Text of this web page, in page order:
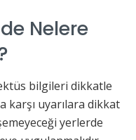
Nelere
bilgileri dikkatle
karşı uyarılara dikkat
yerlerde